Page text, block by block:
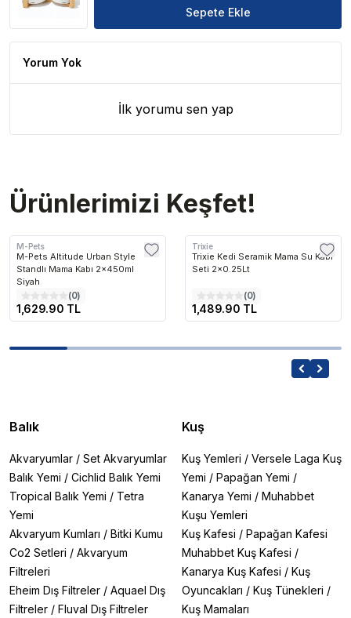
Sepete Ekle
Yorum Yok
İlk yorumu sen yap
Ürünlerimizi Keşfet!
M-Pets
M-Pets Altitude Urban Style
Standlı Mama Kabı 2x450ml
Siyah
(0)
1,629.90 TL
Trixie
Trixie Kedi Seramik Mama Su Kabı
Seti 2×0.25Lt
(0)
1,489.90 TL
Balık
Akvaryumlar / Set Akvaryumlar
Balık Yemi / Cichlid Balık Yemi
Tropical Balık Yemi / Tetra
Yemi
Akvaryum Kumları / Bitki Kumu
Co2 Setleri / Akvaryum
Filtreleri
Eheim Dış Filtreler / Aquael Dış
Filtreler / Fluval Dış Filtreler
Kuş
Kuş Yemleri / Versele Laga Kuş
Yemi / Papağan Yemi /
Kanarya Yemi / Muhabbet
Kuşu Yemleri
Kuş Kafesi / Papağan Kafesi
Muhabbet Kuş Kafesi /
Kanarya Kuş Kafesi / Kuş
Oyuncakları / Kuş Tünekleri /
Kuş Mamaları